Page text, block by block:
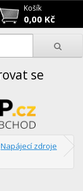
Košík
0,00 Kč
se
Napájecí zdroje